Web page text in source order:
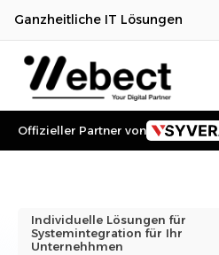
Ganzheitliche IT Lösungen
Offizieller Partner von
Individuelle Lösungen für
Systemintegration für Ihr
Unternehhmen